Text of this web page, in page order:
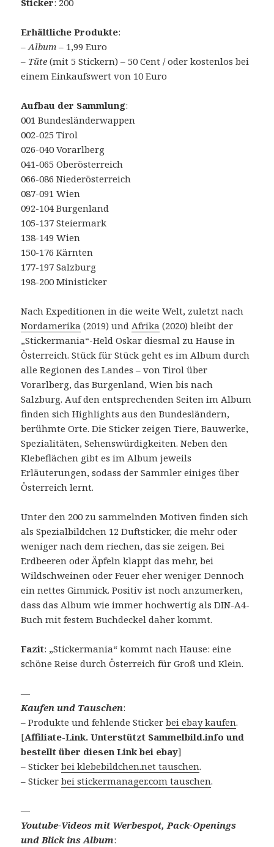
Sticker: 200
Erhältliche Produkte:
– Album – 1,99 Euro
– Tüte (mit 5 Stickern) – 50 Cent / oder kostenlos bei
einem Einkaufswert von 10 Euro
Aufbau der Sammlung:
001 Bundesländerwappen
002-025 Tirol
026-040 Vorarlberg
041-065 Oberösterreich
066-086 Niederösterreich
087-091 Wien
092-104 Burgenland
105-137 Steiermark
138-149 Wien
150-176 Kärnten
177-197 Salzburg
198-200 Ministicker
Nach Expeditionen in die weite Welt, zuletzt nach
Nordamerika (2019) undAfrika (2020) bleibt der
„Stickermania“-Held Oskar diesmal zu Hause in
Österreich. Stück für Stück geht es im Album durch
alle Regionen des Landes – von Tirol über
Vorarlberg, das Burgenland, Wien bis nach
Salzburg. Auf den entsprechenden Seiten im Album
finden sich Highlights aus den Bundesländern,
berühmte Orte. Die Sticker zeigen Tiere, Bauwerke,
Spezialitäten, Sehenswürdigkeiten. Neben den
Klebeflächen gibt es im Album jeweils
Erläuterungen, sodass der Sammler einiges über
Österreich lernt.
Unter den 200 zu sammelnden Motiven finden sich
als Spezialbildchen 12 Duftsticker, die mehr oder
weniger nach dem riechen, das sie zeigen. Bei
Erdbeeren oder Äpfeln klappt das mehr, bei
Wildschweinen oder Feuer eher weniger. Dennoch
ein nettes Gimmick. Positiv ist noch anzumerken,
dass das Album wie immer hochwertig als DIN-A4-
Buch mit festem Buchdeckel daher kommt.
Fazit: „Stickermania“ kommt nach Hause: eine
schöne Reise durch Österreich für Groß und Klein.
—
Kaufen und Tauschen:
– Produkte und fehlende Stickerbei ebay kaufen.
[Affiliate-Link. Unterstützt Sammelbild.info und
bestellt über diesen Link bei ebay]
– Stickerbei klebebildchen.net tauschen.
– Stickerbei stickermanager.com tauschen.
—
Youtube-Videos mit Werbespot, Pack-Openings
und Blick ins Album: